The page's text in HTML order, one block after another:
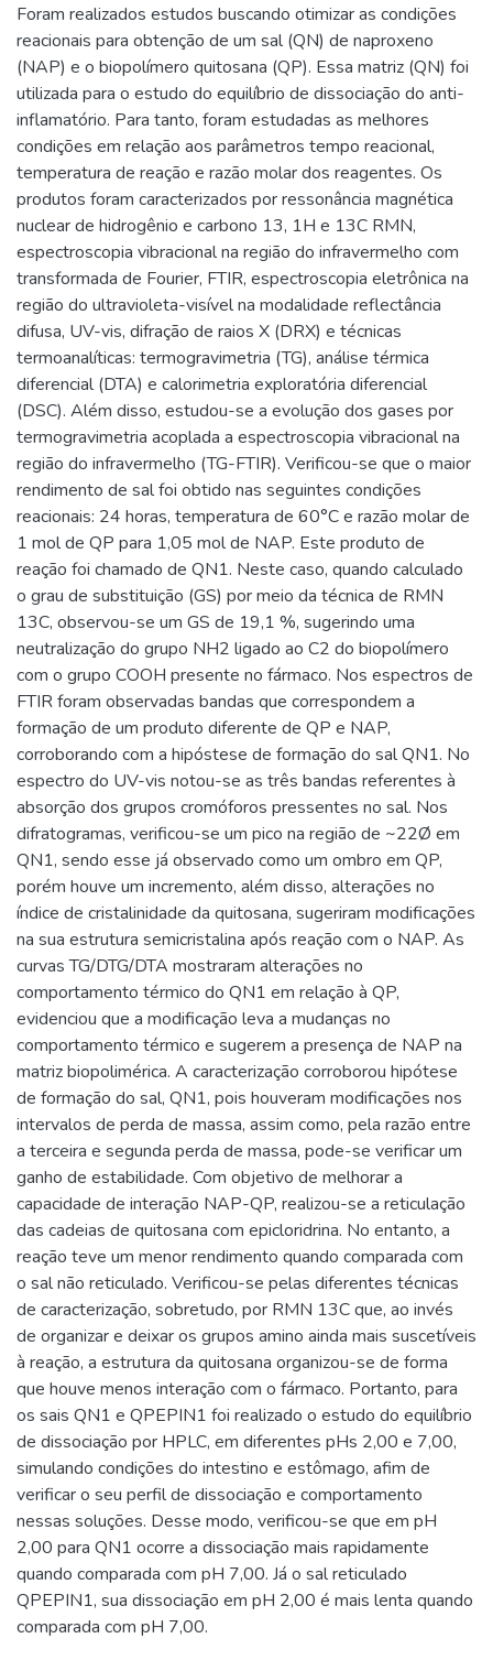
Foram realizados estudos buscando otimizar as condições
reacionais para obtenção de um sal (QN) de naproxeno
(NAP) e o biopolímero quitosana (QP). Essa matriz (QN) foi
utilizada para o estudo do equilíbrio de dissociação do anti-
inflamatório. Para tanto, foram estudadas as melhores
condições em relação aos parâmetros tempo reacional,
temperatura de reação e razão molar dos reagentes. Os
produtos foram caracterizados por ressonância magnética
nuclear de hidrogênio e carbono 13, 1H e 13C RMN,
espectroscopia vibracional na região do infravermelho com
transformada de Fourier, FTIR, espectroscopia eletrônica na
região do ultravioleta-visível na modalidade reflectância
difusa, UV-vis, difração de raios X (DRX) e técnicas
termoanalíticas: termogravimetria (TG), análise térmica
diferencial (DTA) e calorimetria exploratória diferencial
(DSC). Além disso, estudou-se a evolução dos gases por
termogravimetria acoplada a espectroscopia vibracional na
região do infravermelho (TG-FTIR). Verificou-se que o maior
rendimento de sal foi obtido nas seguintes condições
reacionais: 24 horas, temperatura de 60°C e razão molar de
1 mol de QP para 1,05 mol de NAP. Este produto de
reação foi chamado de QN1. Neste caso, quando calculado
o grau de substituição (GS) por meio da técnica de RMN
13C, observou-se um GS de 19,1 %, sugerindo uma
neutralização do grupo NH2 ligado ao C2 do biopolímero
com o grupo COOH presente no fármaco. Nos espectros de
FTIR foram observadas bandas que correspondem a
formação de um produto diferente de QP e NAP,
corroborando com a hipóstese de formação do sal QN1. No
espectro do UV-vis notou-se as três bandas referentes à
absorção dos grupos cromóforos pressentes no sal. Nos
difratogramas, verificou-se um pico na região de ~22Ø em
QN1, sendo esse já observado como um ombro em QP,
porém houve um incremento, além disso, alterações no
índice de cristalinidade da quitosana, sugeriram modificações
na sua estrutura semicristalina após reação com o NAP. As
curvas TG/DTG/DTA mostraram alterações no
comportamento térmico do QN1 em relação à QP,
evidenciou que a modificação leva a mudanças no
comportamento térmico e sugerem a presença de NAP na
matriz biopolimérica. A caracterização corroborou hipótese
de formação do sal, QN1, pois houveram modificações nos
intervalos de perda de massa, assim como, pela razão entre
a terceira e segunda perda de massa, pode-se verificar um
ganho de estabilidade. Com objetivo de melhorar a
capacidade de interação NAP-QP, realizou-se a reticulação
das cadeias de quitosana com epicloridrina. No entanto, a
reação teve um menor rendimento quando comparada com
o sal não reticulado. Verificou-se pelas diferentes técnicas
de caracterização, sobretudo, por RMN 13C que, ao invés
de organizar e deixar os grupos amino ainda mais suscetíveis
à reação, a estrutura da quitosana organizou-se de forma
que houve menos interação com o fármaco. Portanto, para
os sais QN1 e QPEPIN1 foi realizado o estudo do equilíbrio
de dissociação por HPLC, em diferentes pHs 2,00 e 7,00,
simulando condições do intestino e estômago, afim de
verificar o seu perfil de dissociação e comportamento
nessas soluções. Desse modo, verificou-se que em pH
2,00 para QN1 ocorre a dissociação mais rapidamente
quando comparada com pH 7,00. Já o sal reticulado
QPEPIN1, sua dissociação em pH 2,00 é mais lenta quando
comparada com pH 7,00.